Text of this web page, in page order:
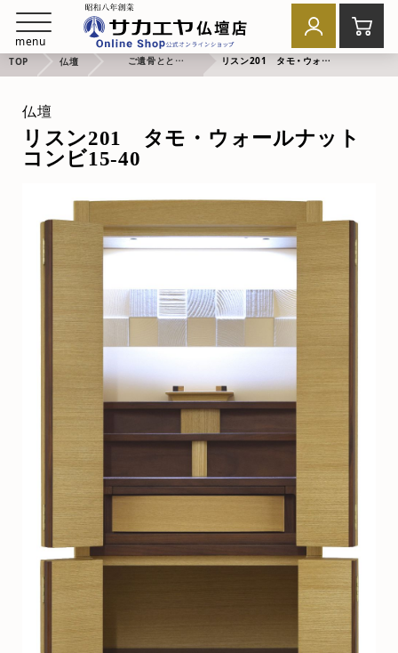
menu
TOP 仏壇 ご遺骨とともにお祈り リスン201 タモ・ウォールナットコンビ15-40
仏壇
リスン201 タモ・ウォールナット
コンビ15-40